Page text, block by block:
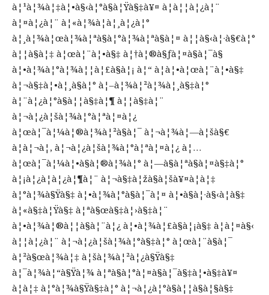
à¦¹à¦¾à¦‡à¦•à§‹à¦°à§à¦Ÿà§‡à¥¤ à¦à¦¦à¦¿à¦¨
à¦¤à¦¿à¦¨ à¦«à¦¾à¦à¦¸à¦¿à¦°
à¦¸à¦¾à¦œà¦¾à¦ªà§à¦°à¦¾à¦ªà§à¦¤ à¦¦à§‹à¦·à§€à¦°
à¦¦à§à¦‡ à¦œà¦¨à¦•à§‡ à¦†à¦®à§ƒà¦¤à§à¦¯à§
à¦•à¦¾à¦°à¦¾à¦¦à¦£à§à¦¡ à¦“ à¦à¦•à¦œà¦¨à¦•à§‡
à¦¬à§‡à¦•à¦¸à§à¦° à¦–à¦¾à¦²à¦¾à¦¸à§‡à¦°
à¦¨à¦¿à¦°à§à¦¦à§‡à¦¶ à¦¦à§‡à¦¨
à¦¬à¦¿à¦šà¦¾à¦°à¦ªà¦¤à¦¿
à¦œà¦¯à¦¼à¦®à¦¾à¦²à§à¦¯ à¦¬à¦¾à¦—à¦šà§€
à¦à¦¬à¦‚ à¦¬à¦¿à¦šà¦¾à¦°à¦ªà¦¤à¦¿ à¦…
à¦œà¦¯à¦¼à¦•à§à¦®à¦¾à¦° à¦—à§à¦ªà§à¦¤à§‡à¦°
à¦¡à¦¿à¦­à¦¿à¦¶à¦¨ à¦¬à§‡à¦žà§à¦šà¥¤à¦à¦‡
à¦°à¦¾à§Ÿà§‡ à¦•à¦¾à¦°à§à¦¯à¦¤ à¦•à§à¦·à§‹à¦­à§‡
à¦«à§‡à¦Ÿà§‡ à¦ªà§œà§‡à¦›à§‡à¦¨
à¦•à¦¾à¦®à¦¦à§à¦¨à¦¿ à¦•à¦¾à¦£à§à¦¡à§‡ à¦à¦¤à§‹
à¦¦à¦¿à¦¨ à¦¬à¦¿à¦šà¦¾à¦°à§‡à¦° à¦œà¦¨à§à¦¯
à¦²à§œà¦¾à¦‡ à¦šà¦¾à¦²à¦¿à§Ÿà§‡
à¦¯à¦¾à¦“à§Ÿà¦¾ à¦ªà§à¦°à¦¤à§à¦¯à§‡à¦•à§‡à¥¤
à¦à¦‡ à¦°à¦¾à§Ÿà§‡à¦° à¦¬à¦¿à¦°à§à¦¦à§à¦§à§‡